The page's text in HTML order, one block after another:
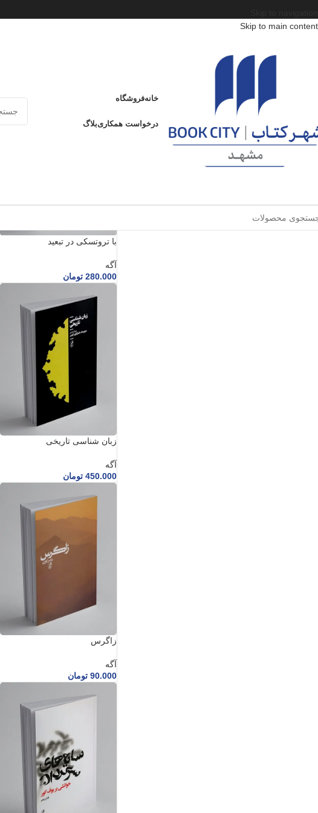
Skip to main content
خانهفروشگاه
درخواست همکاریبلاگ
وضعیت موجودی
فیلتر نویسنده
با تروتسکی در تبعید
آگه
280.000 تومان
زبان شناسی تاریخی
آگه
450.000 تومان
زاگرس
آگه
90.000 تومان